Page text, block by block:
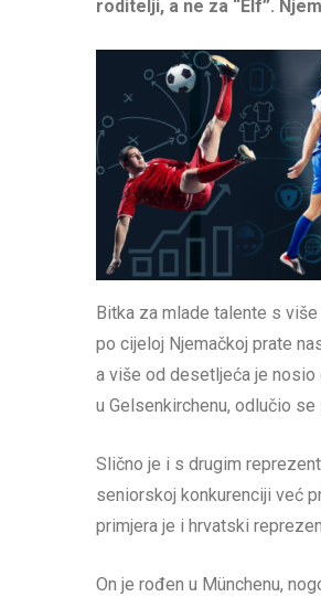
roditelji, a ne za “Elf”.
Bitka za mlade talente s
po cijeloj Njemačkoj prate
a više od desetljeća je nosio
u Gelsenkirchenu, odlučio
Slično je i s drugim
seniorskoj konkurenciji već
primjera je i hrvatski
On je rođen u Münchenu,